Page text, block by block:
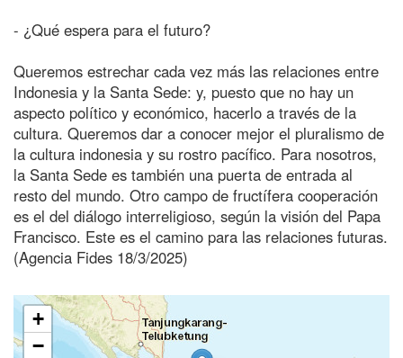
- ¿Qué espera para el futuro?
Queremos estrechar cada vez más las relaciones entre
Indonesia y la Santa Sede: y, puesto que no hay un
aspecto político y económico, hacerlo a través de la
cultura. Queremos dar a conocer mejor el pluralismo de
la cultura indonesia y su rostro pacífico. Para nosotros,
la Santa Sede es también una puerta de entrada al
resto del mundo. Otro campo de fructífera cooperación
es el del diálogo interreligioso, según la visión del Papa
Francisco. Este es el camino para las relaciones futuras.
(Agencia Fides 18/3/2025)
+
−